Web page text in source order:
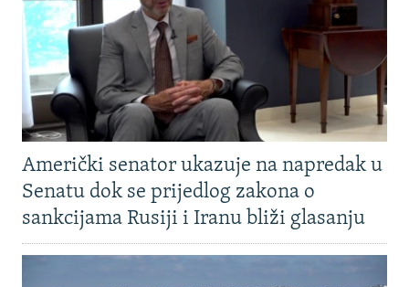
MOJA EVROPA
TRI DECENIJE OD RATA U BIH
SVE KARTE DEJTONA
NASTANAK I RASPAD JUGOSLAVIJE
Američki senator ukazuje na napredak u
Senatu dok se prijedlog zakona o
sankcijama Rusiji i Iranu bliži glasanju